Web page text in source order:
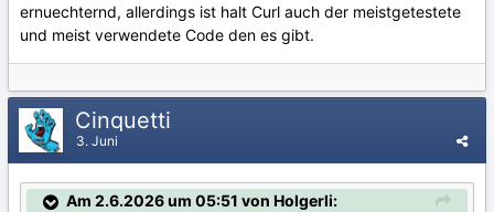
ernuechternd, allerdings ist halt Curl auch der meistgetestete
und meist verwendete Code den es gibt.
Cinquetti
3. Juni
Am 2.6.2026 um 05:51 von Holgerli: